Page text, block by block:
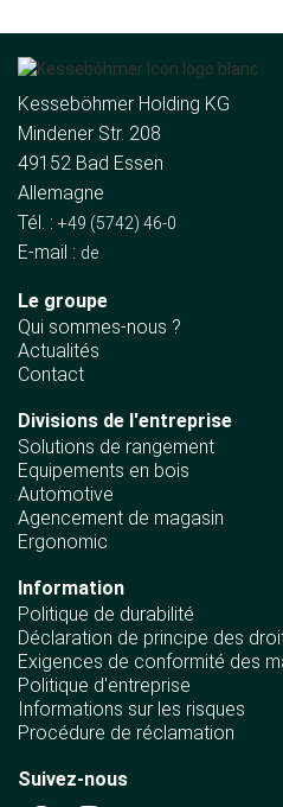
Kesseböhmer Holding KG
Mindener Str. 208
49152 Bad Essen
Allemagne
Tél. : +49 (5742) 46-0
E-mail : de
Le groupe
Qui sommes-nous ?
Actualités
Contact
Divisions de l'entreprise
Solutions de rangement
Equipements en bois
Automotive
Agencement de magasin
Ergonomic
Information
Politique de durabilité
Déclaration de principe des
Exigences de conformité des
Politique d'entreprise
Informations sur les risques
Procédure de réclamation
Suivez-nous